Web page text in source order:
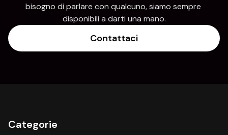
bisogno di parlare con qualcuno, siamo sempre
disponibili a darti una mano.
Contattaci
Categorie